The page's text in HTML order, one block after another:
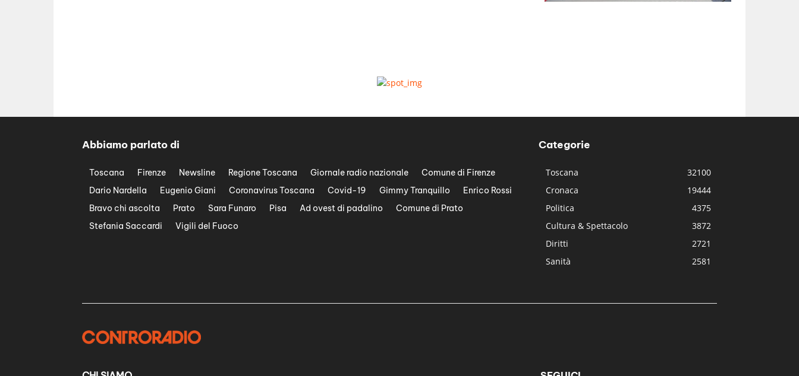
Abbiamo parlato di
Toscana Firenze Newsline Regione Toscana Giornale radio nazionale
Comune di Firenze
Dario Nardella
Eugenio Giani Coronavirus Toscana Covid-19 Gimmy Tranquillo
Enrico Rossi
Bravo chi ascolta
Prato Sara Funaro Pisa Ad ovest di padalino
Comune di Prato
Stefania Saccardi
Vigili del Fuoco
Categorie
Toscana
32100
Cronaca
19444
Politica
4375
Cultura & Spettacolo
3872
Diritti
2721
Sanità
2581